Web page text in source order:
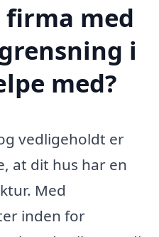
firma med
i
med?
vedligeholdt er
at dit hus har en
Med
inden for